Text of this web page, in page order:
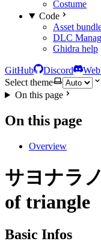
Costume
Code
Asset
DLC
Ghidra help
GitHub Discord
Select theme
On this page
On this page
Overview
サヨナラ
of triangle
Basic Infos